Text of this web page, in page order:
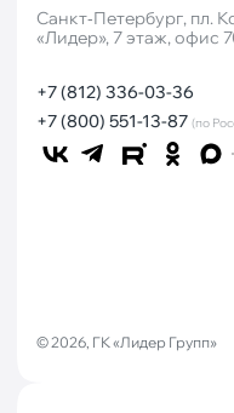
Санкт‐Петербург, пл.
«Лидер», 7 этаж, офис
+7 (812) 336-03-36
+7 (800) 551-13-87 (по
© 2026, ГК «Лидер Групп»